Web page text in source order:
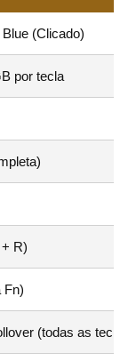
(Clicado)
por tecla
R)
Fn)
(todas as